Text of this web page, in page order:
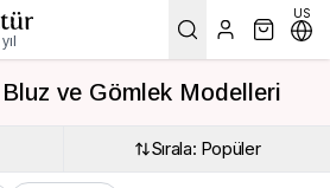
US
ve Gömlek Modelleri
Sırala: Popüler